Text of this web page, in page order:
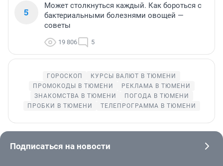
5
Может столкнуться каждый. Как бороться с
бактериальными болезнями овощей —
советы
19 806 5
ГОРОСКОП
КУРСЫ ВАЛЮТ В ТЮМЕНИ
ПРОМОКОДЫ В ТЮМЕНИ
РЕКЛАМА В ТЮМЕНИ
ЗНАКОМСТВА В ТЮМЕНИ
ПОГОДА В ТЮМЕНИ
ПРОБКИ В ТЮМЕНИ
ТЕЛЕПРОГРАММА В ТЮМЕНИ
Подписаться на новости